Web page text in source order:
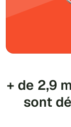
+ de 2,9
sont